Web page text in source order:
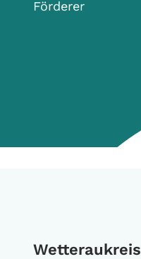
Förderer
Wetteraukreis